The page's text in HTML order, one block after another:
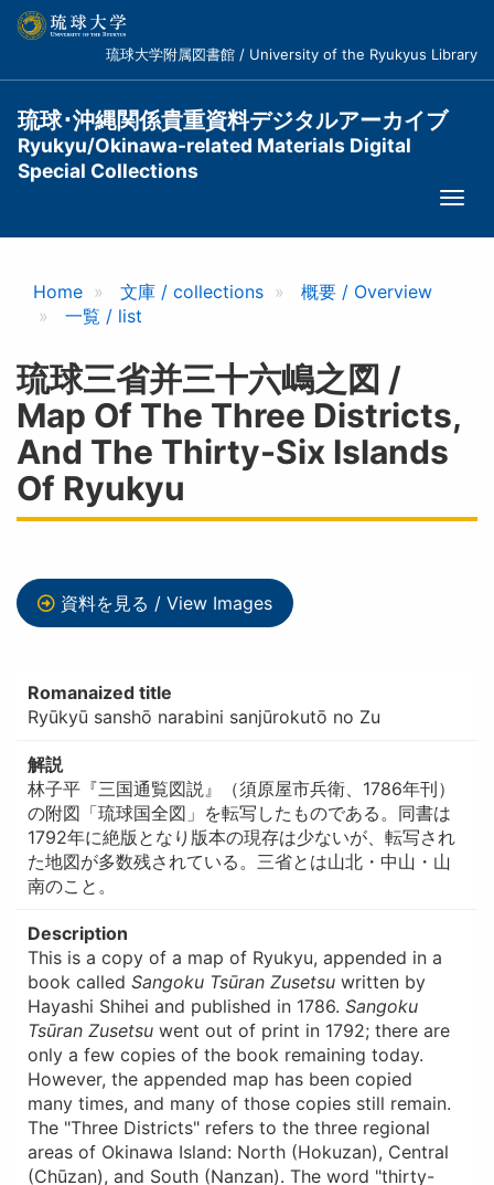
コ
琉球大学附属図書館 / University of the Ryukyus Library
琉球･沖縄関係貴重資料デジタルアーカイブ
Ryukyu/Okinawa-related Materials Digital
Special Collections
Home 文庫 / collections
概要 / Overview
一覧 / list
琉球三省并三十六嶋之図 /
Map Of The Three Districts,
And The Thirty-Six Islands
Of Ryukyu
資料を見る / View Images
Romanaized title
Ryūkyū sanshō narabini sanjūrokutō no Zu
解説
林子平『三国通覧図説』（須原屋市兵衛、1786年刊）
の附図「琉球国全図」を転写したものである。同書は
1792年に絶版となり版本の現存は少ないが、転写され
た地図が多数残されている。三省とは山北・中山・山
南のこと。
Description
This is a copy of a map of Ryukyu, appended in a
book called Sangoku Tsūran Zusetsuwritten by
Hayashi Shihei and published in 1786. Sangoku
Tsūran Zusetsu went out of print in 1792; there are
only a few copies of the book remaining today.
However, the appended map has been copied
many times, and many of those copies still remain.
The "Three Districts" refers to the three regional
areas of Okinawa Island: North (Hokuzan), Central
(Chūzan), and South (Nanzan). The word "thirty-